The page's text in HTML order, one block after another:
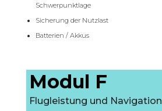
Schwerpunktlage
Sicherung der Nutzlast
Batterien / Akkus
Modul F
Flugleistung und Navigation